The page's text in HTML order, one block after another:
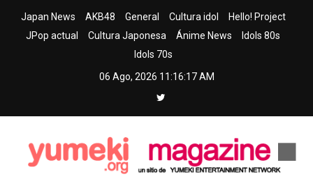
Japan News AKB48 General Cultura idol
Hello! Project
JPop actual
Cultura Japonesa Ánime News
Idols 80s
Idols 70s
06 Ago, 2026 11:16:18 AM